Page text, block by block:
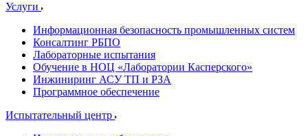
Услуги
Информационная безопасность промышленных систем
Консалтинг РБПО
Лабораторные испытания
Обучение в НОЦ «Лаборатории Касперского»
Инжиниринг АСУ ТП и РЗА
Программное обеспечение
Испытательный центр